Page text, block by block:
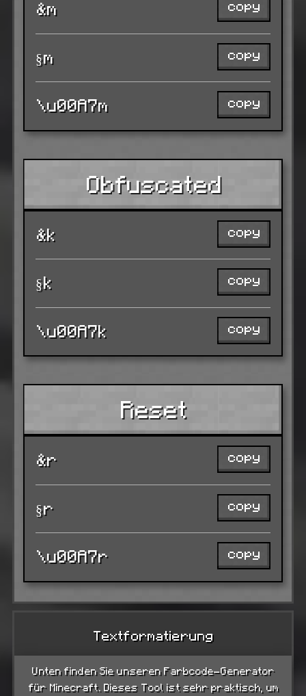
&m copy
§m copy
\u00A7m copy
Obfuscated
&k copy
§k copy
\u00A7k copy
Reset
&r copy
§r copy
\u00A7r copy
Textformatierung
Unten finden Sie unseren Farbcode-Generator
für Minecraft. Dieses Tool ist sehr praktisch, um